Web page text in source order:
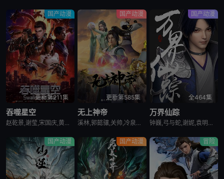
第45集 第46集 第47集
第48集 第49集 第50集
第51集 第52集 第53集
第54集 第55集 第56集
第57集 第58集 第59集
第60集 第61集 第62集
国产动漫
更新第211集
吞噬星空
赵乾景,谢莹,宋国庆,黄进则,张若瑜
国产动漫
更新第585集
无上神帝
溪林,郭懿骧,关帅,冷泉夜月,季骜杰,钟巍,烈之流星,兰雨馨,张妮,徐翔,Akira明,柳知萧
国产动漫
全464集
万界仙踪
钟巍,弓与蛇,谢妮,袁明清,倪倪,黄骥,默伶,烈之流星
国产动漫 国产动漫 冒险